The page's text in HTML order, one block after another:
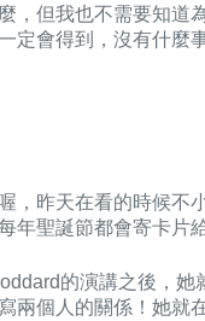
，但我也不需要知道
定會得到，沒有什麼
，昨天在看的時候不
年聖誕節都會寄卡片
的演講之後，
兩個人的關係！她就